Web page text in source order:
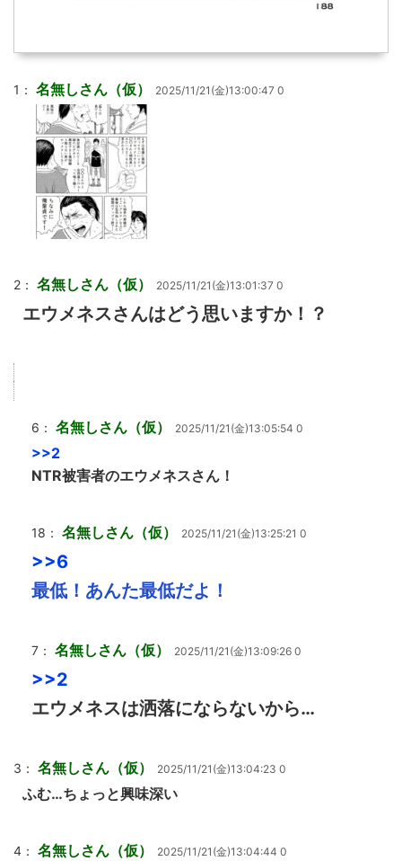
1： 名無しさん（仮） 2025/11/21(金)13:00:47 0
2： 名無しさん（仮） 2025/11/21(金)13:01:37 0
エウメネスさんはどう思いますか！？
6： 名無しさん（仮） 2025/11/21(金)13:05:54 0
>>2
NTR被害者のエウメネスさん！
18： 名無しさん（仮） 2025/11/21(金)13:25:21 0
>>6
最低！あんた最低だよ！
7： 名無しさん（仮） 2025/11/21(金)13:09:26 0
>>2
エウメネスは洒落にならないから…
3： 名無しさん（仮） 2025/11/21(金)13:04:23 0
ふむ…ちょっと興味深い
4： 名無しさん（仮） 2025/11/21(金)13:04:44 0